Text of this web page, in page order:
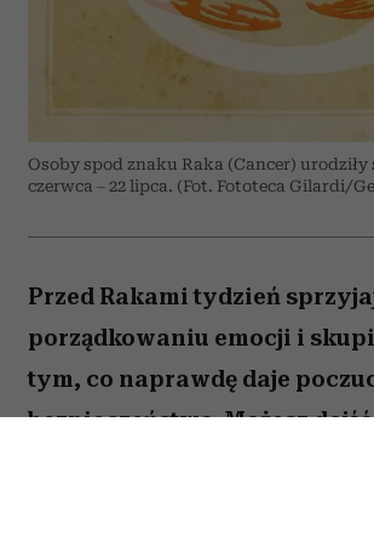
Osoby spod znaku Raka (Cancer) urodziły
czerwca – 22 lipca. (Fot. Fototeca Gilardi/
Przed Rakami tydzień
porządkowaniu emocji i
tym, co naprawdę daje
bezpieczeństwa. Możesz